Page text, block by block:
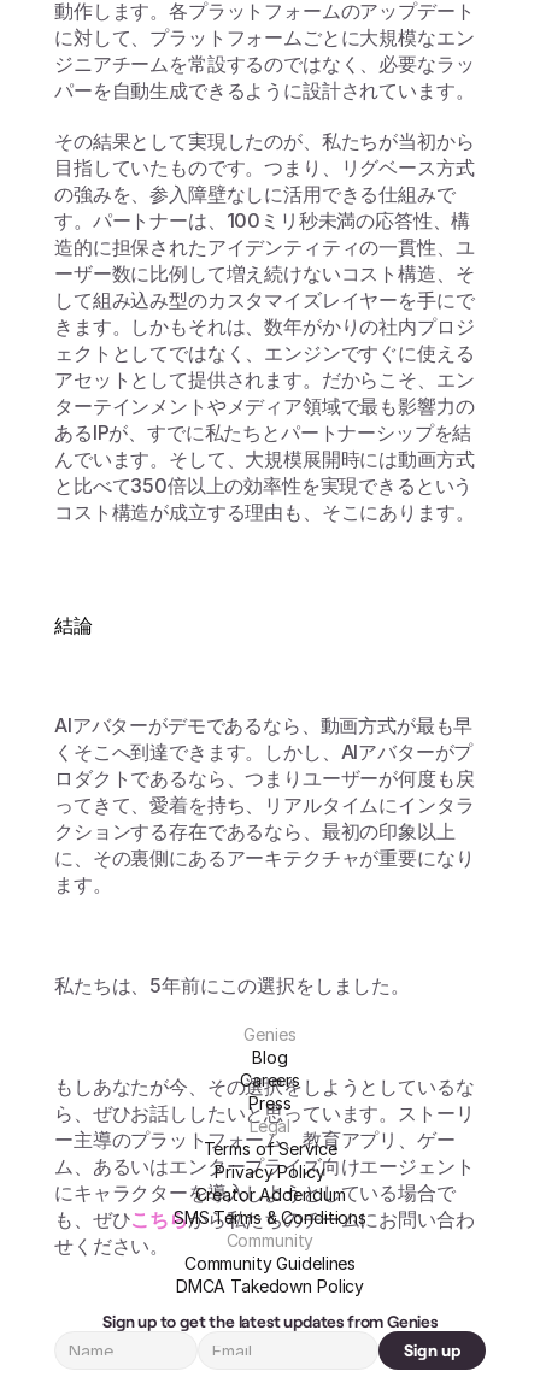
動作します。各プラットフォームのアップデート
に対して、プラットフォームごとに大規模なエン
ジニアチームを常設するのではなく、必要なラッ
パーを自動生成できるように設計されています。
その結果として実現したのが、私たちが当初から
目指していたものです。つまり、リグベース方式
の強みを、参入障壁なしに活用できる仕組みで
す。パートナーは、100ミリ秒未満の応答性、構
造的に担保されたアイデンティティの一貫性、ユ
ーザー数に比例して増え続けないコスト構造、そ
して組み込み型のカスタマイズレイヤーを手にで
きます。しかもそれは、数年がかりの社内プロジ
ェクトとしてではなく、エンジンですぐに使える
アセットとして提供されます。だからこそ、エン
ターテインメントやメディア領域で最も影響力の
あるIPが、すでに私たちとパートナーシップを結
んでいます。そして、大規模展開時には動画方式
と比べて350倍以上の効率性を実現できるという
コスト構造が成立する理由も、そこにあります。
結論
AIアバターがデモであるなら、動画方式が最も早
くそこへ到達できます。しかし、AIアバターがプ
ロダクトであるなら、つまりユーザーが何度も戻
ってきて、愛着を持ち、リアルタイムにインタラ
クションする存在であるなら、最初の印象以上
に、その裏側にあるアーキテクチャが重要になり
ます。
私たちは、5年前にこの選択をしました。
もしあなたが今、その選択をしようとしているな
ら、ぜひお話ししたいと思っています。ストーリ
ー主導のプラットフォーム、教育アプリ、ゲー
ム、あるいはエンタープライズ向けエージェント
にキャラクターを導入しようとしている場合で
も、ぜひこちらから私たちのチームにお問い合わ
せください。
Sign up to get the latest updates from Genies
Sign up
Genies
Blog
Careers
Press
Legal
Terms of Service
Privacy Policy
Creator Addendum
SMS Terms & Conditions
Community
Community Guidelines
DMCA Takedown Policy